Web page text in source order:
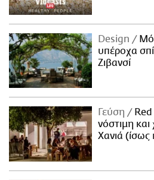
Design
υπέροχα
Ζιβανσί
Γεύση
Red
νόστιμη
Χανιά (ίσως